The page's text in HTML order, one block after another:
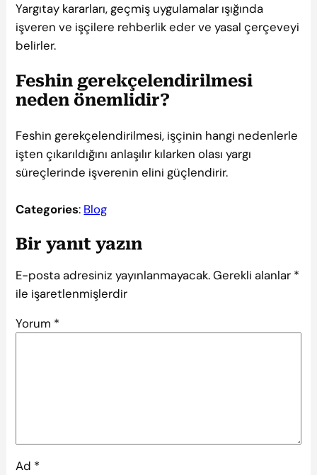
Yargıtay kararları, geçmiş uygulamalar ışığında
işveren ve işçilere rehberlik eder ve yasal çerçeveyi
belirler.
Feshin gerekçelendirilmesi
neden önemlidir?
Feshin gerekçelendirilmesi, işçinin hangi nedenlerle
işten çıkarıldığını anlaşılır kılarken olası yargı
süreçlerinde işverenin elini güçlendirir.
Categories: Blog
Bir yanıt yazın
E-posta adresiniz yayınlanmayacak.Gerekli alanlar *
ile işaretlenmişlerdir
Yorum *
Ad *